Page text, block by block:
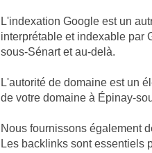
L'indexation Google est un
interprétable et indexable par
sous-Sénart et au-delà.
L'autorité de domaine est un
de votre domaine à Épinay-
Nous fournissons également
Les backlinks sont essentiels